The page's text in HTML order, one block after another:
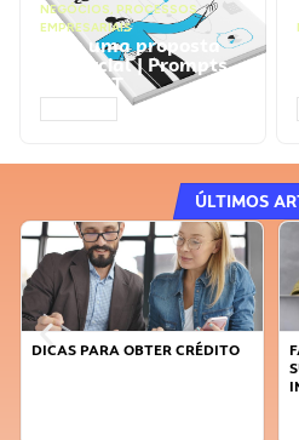
NEGÓCIOS, PROCESSOS
EMPRESARIAIS
Faça uma proposta
comercial | Prompts
ChatGPT
ÚLTIMOS
DICAS PARA OBTER CRÉDITO